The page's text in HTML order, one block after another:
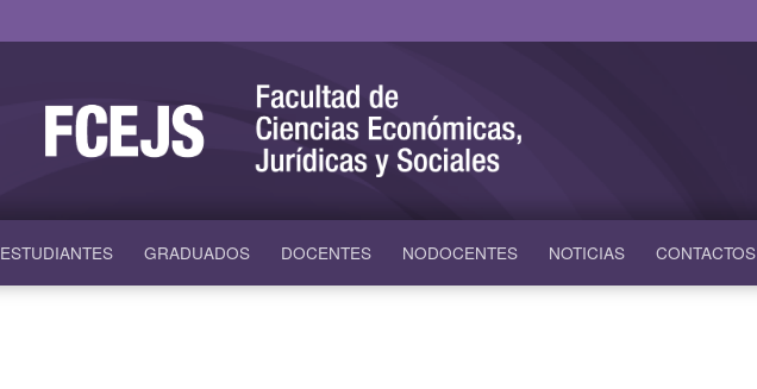
ESTUDIANTES GRADUADOS DOCENTES NODOCENTES NOTICIAS CONTACTOS